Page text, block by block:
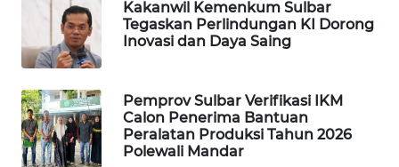
Kakanwil Kemenkum Sulbar
Tegaskan Perlindungan KI Dorong
Inovasi dan Daya Saing
Pemprov Sulbar Verifikasi IKM
Calon Penerima Bantuan
Peralatan Produksi Tahun 2026
Polewali Mandar
WAHANA
OTOMOTIF
WAHANA
HEALTH
WAHANA
DESA